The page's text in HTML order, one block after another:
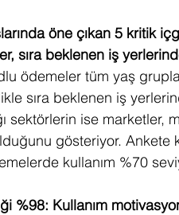
öne çıkan 5 kritik
sıra beklenen iş
ödemeler tüm yaş
sıra beklenen iş
sektörlerin ise
gösteriyor. Ankete
kullanım %70
%98: Kullanım